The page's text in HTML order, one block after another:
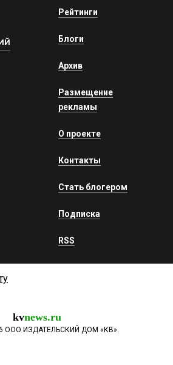
Рейтинги
Блоги
Архив
Размещение
рекламы
О проекте
Контакты
Стать блогером
Подписка
RSS
kvnews.ru
ООО ИЗДАТЕЛЬСКИЙ ДОМ «КВ».